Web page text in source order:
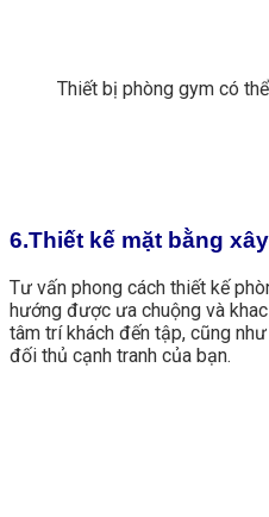
Thiết bị phòng gym có
6.Thiết kế mặt bằng
Tư vấn phong cách thiết kế
hướng được ưa chuộng và
tâm trí khách đến tập, cũng
đối thủ cạnh tranh của bạn.